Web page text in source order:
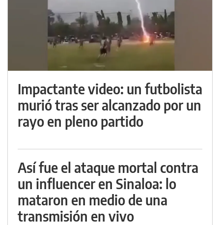
Impactante video: un futbolista
murió tras ser alcanzado por un
rayo en pleno partido
Así fue el ataque mortal contra
un influencer en Sinaloa: lo
mataron en medio de una
transmisión en vivo